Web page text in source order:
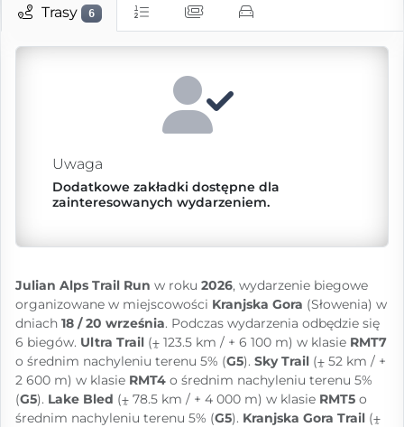
Trasy 6
Uwaga
Dodatkowe zakładki dostępne dla
zainteresowanych wydarzeniem.
Julian Alps Trail Run w roku 2026, wydarzenie biegowe
organizowane w miejscowości Kranjska Gora (Słowenia) w
dniach 18 / 20 września. Podczas wydarzenia odbędzie się
6 biegów. Ultra Trail (⨦ 123.5 km / + 6 100 m) w klasie RMT7
o średnim nachyleniu terenu 5% (G5). Sky Trail (⨦ 52 km / +
2 600 m) w klasie RMT4 o średnim nachyleniu terenu 5%
(G5). Lake Bled (⨦ 78.5 km / + 4 000 m) w klasie RMT5 o
średnim nachyleniu terenu 5% (G5). Kranjska Gora Trail (⨦